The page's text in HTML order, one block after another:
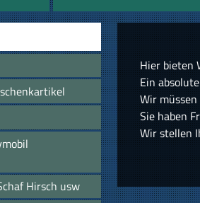
Hirsch usw
Hier bieten
Ein
Wir
Sie haben
Wir stellen